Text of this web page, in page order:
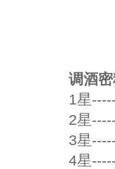
调酒密
1星-------
2星-------
3星-------
4星-------